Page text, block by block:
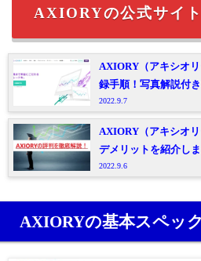
AXIORYの公式サイ
AXIORY（アキシオ
録手順！写真解説付
2022.9.7
AXIORY（アキシオ
デメリットを紹介しま
2022.9.6
AXIORYの基本スペッ